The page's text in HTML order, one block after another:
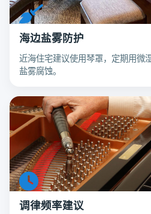
海边盐雾防护
近海住宅建议使用琴罩，定期用微
盐雾腐蚀。
调律频率建议